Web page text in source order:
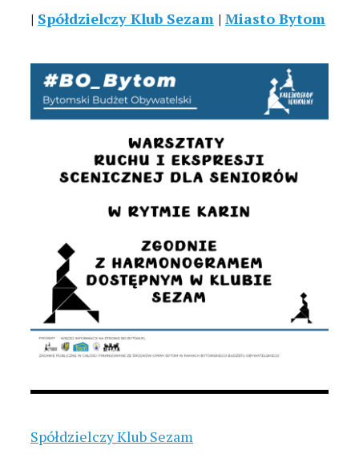
| Spółdzielczy Klub Sezam | Miasto Bytom
Spółdzielczy Klub Sezam